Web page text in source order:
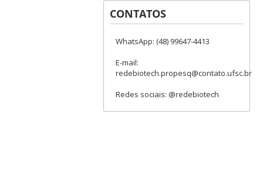
CONTATOS
WhatsApp: (48) 99647-4413
E-mail:
redebiotech.propesq@contato.ufsc.br
Redes sociais: @redebiotech